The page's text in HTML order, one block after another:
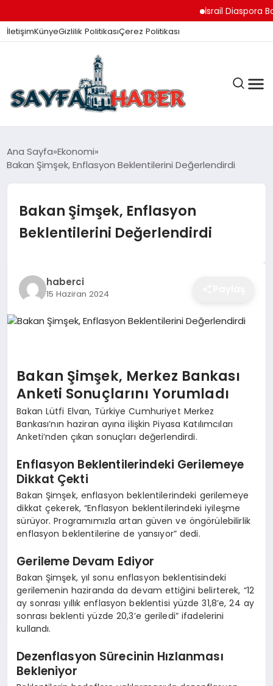
İsrail Diaspora
İletişimKünyeGizlilik PolitikasıÇerez Politikası
ANA SAYFA
İZMIR HABERLERI
EĞITIM
EKONOMI
SAĞLIK
SPOR
YAŞAM
DIĞER
Ana Sayfa Ekonomi
Bakan Şimşek, Enflasyon Beklentilerini Değerlendirdi
Bakan Şimşek, Enflasyon
Beklentilerini Değerlendirdi
haberci
15 Haziran 2024
Bakan Şimşek, Merkez Bankası
Anketi Sonuçlarını Yorumladı
Bakan Lütfi Elvan, Türkiye Cumhuriyet Merkez
Bankası’nın haziran ayına ilişkin Piyasa Katılımcıları
Anketi’nden çıkan sonuçları değerlendirdi.
Enflasyon Beklentilerindeki Gerilemeye
Dikkat Çekti
Bakan Şimşek, enflasyon beklentilerindeki gerilemeye
dikkat çekerek, “Enflasyon beklentilerindeki iyileşme
sürüyor. Programımızla artan güven ve öngörülebilirlik
enflasyon beklentilerine de yansıyor” dedi.
Gerileme Devam Ediyor
Bakan Şimşek, yıl sonu enflasyon beklentisindeki
gerilemenin haziranda da devam ettiğini belirterek, “12
ay sonrası yıllık enflasyon beklentisi yüzde 31,8’e, 24 ay
sonrası beklenti yüzde 20,3’e geriledi” ifadelerini
kullandı.
Dezenflasyon Sürecinin Hızlanması
Bekleniyor